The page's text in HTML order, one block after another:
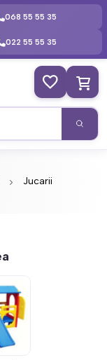
068 55 55 35
022 55 55 35
Jucarii